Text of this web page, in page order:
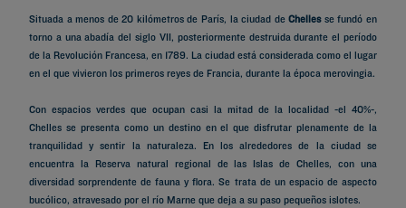
Situada a menos de 20 kilómetros de París, la ciudad deChellesse fundó en
torno a una abadía del siglo VII, posteriormente destruida durante el período
de la Revolución Francesa, en 1789. La ciudad está considerada como el lugar
en el que vivieron los primeros reyes de Francia, durante la época merovingia.
Con espacios verdes que ocupan casi la mitad de la localidad -el 40%-,
Chelles se presenta como un destino en el que disfrutar plenamente de la
tranquilidad y sentir la naturaleza. En los alrededores de la ciudad se
encuentra la Reserva natural regional de las Islas de Chelles, con una
diversidad sorprendente de fauna y flora. Se trata de un espacio de aspecto
bucólico, atravesado por el río Marne que deja a su paso pequeños islotes.